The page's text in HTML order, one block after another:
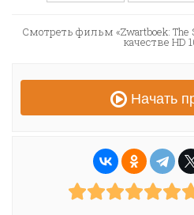
Смотреть фильм «Zwartboek:
качестве HD
Начать